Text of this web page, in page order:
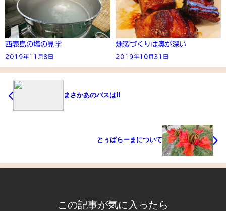
西表島の塩の見学
2019年11月8日
燻製づくりは奥が深い
2019年10月31日
まさかあのバスは!!
とぅばらーまについて
この記事が気に入ったら